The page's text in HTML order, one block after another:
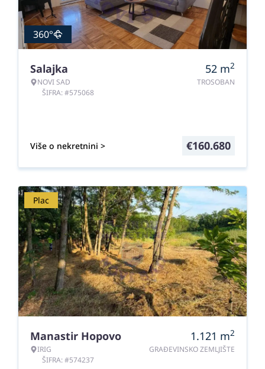
360°
Salajka
NOVI SAD
ŠIFRA: #575068
52 m2
TROSOBAN
Više o nekretnini > €160.680
Plac
Manastir Hopovo
IRIG
ŠIFRA: #574237
1.121 m2
GRAĐEVINSKO ZEMLJIŠTE